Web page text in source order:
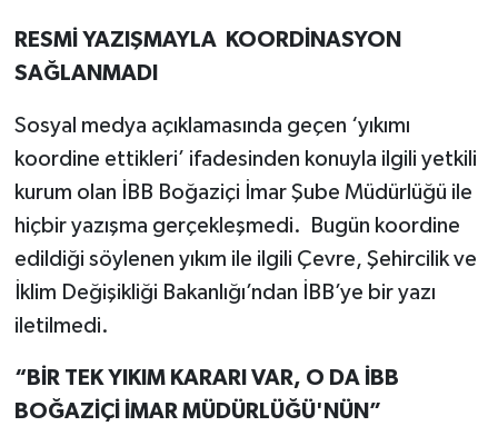
RESMİ YAZIŞMAYLA KOORDİNASYON
SAĞLANMADI
Sosyal medya açıklamasında geçen ‘yıkımı
koordine ettikleri’ ifadesinden konuyla ilgili yetkili
kurum olan İBB Boğaziçi İmar Şube Müdürlüğü ile
hiçbir yazışma gerçekleşmedi. Bugün koordine
edildiği söylenen yıkım ile ilgili Çevre, Şehircilik ve
İklim Değişikliği Bakanlığı’ndan İBB’ye bir yazı
iletilmedi.
“BİR TEK YIKIM KARARI VAR, O DA İBB
BOĞAZİÇİ İMAR MÜDÜRLÜĞÜ'NÜN”